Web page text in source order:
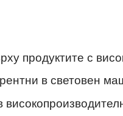
продуктите с
в световен